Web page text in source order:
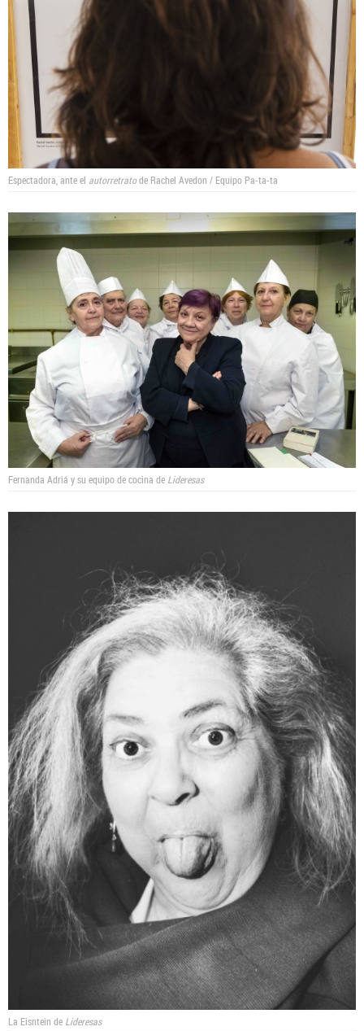
Espectadora, ante el autorretratode Rachel Avedon / Equipo Pa-ta-ta
Fernanda Adriá y su equipo de cocina de Lideresas
La Eisntein de Lideresas